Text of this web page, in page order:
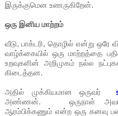
இருக்குமென உணருகிறேன்.
ஒரு இனிய மாற்றம்
வீடு, பாக்டரி, தொழில் என்று ஒரே
வாழ்க்கையில் ஒரு மாற்றத்தை
உறவுகளின் அறிமுகம் நல்ல
கிடைத்தன.
அதில் முக்கியமான ஒருவர்
அண்ணன். ஒருநாள்
ஆரம்பிக்கணும் என்ற ஒரு கனவு